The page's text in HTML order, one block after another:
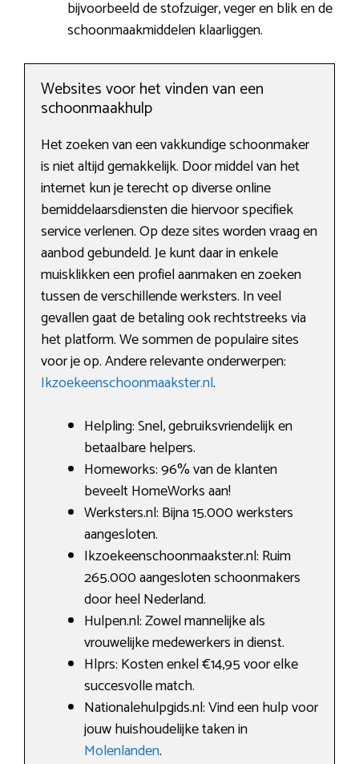
bijvoorbeeld de stofzuiger, veger en blik en de
schoonmaakmiddelen klaarliggen.
Websites voor het vinden van een
schoonmaakhulp
Het zoeken van een vakkundige schoonmaker
is niet altijd gemakkelijk. Door middel van het
internet kun je terecht op diverse online
bemiddelaarsdiensten die hiervoor specifiek
service verlenen. Op deze sites worden vraag en
aanbod gebundeld. Je kunt daar in enkele
muisklikken een profiel aanmaken en zoeken
tussen de verschillende werksters. In veel
gevallen gaat de betaling ook rechtstreeks via
het platform. We sommen de populaire sites
voor je op. Andere relevante onderwerpen:
Ikzoekeenschoonmaakster.nl.
Helpling: Snel, gebruiksvriendelijk en
betaalbare helpers.
Homeworks: 96% van de klanten
beveelt HomeWorks aan!
Werksters.nl: Bijna 15.000 werksters
aangesloten.
Ikzoekeenschoonmaakster.nl: Ruim
265.000 aangesloten schoonmakers
door heel Nederland.
Hulpen.nl: Zowel mannelijke als
vrouwelijke medewerkers in dienst.
Hlprs: Kosten enkel €14,95 voor elke
succesvolle match.
Nationalehulpgids.nl: Vind een hulp voor
jouw huishoudelijke taken in
Molenlanden.